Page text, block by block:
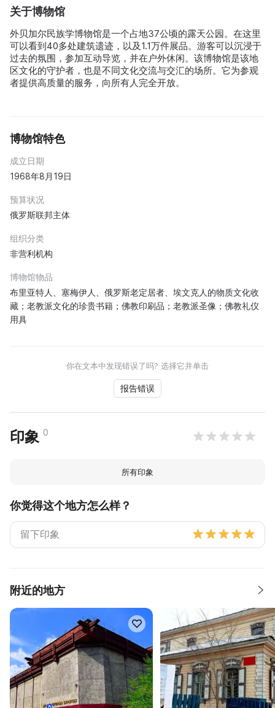
关于博物馆
外贝加尔民族学博物馆是一个占地37公顷的露天公园。在这里
可以看到40多处建筑遗迹，以及1.1万件展品。游客可以沉浸于
过去的氛围，参加互动导览，并在户外休闲。该博物馆是该地
区文化的守护者，也是不同文化交流与交汇的场所。它为参观
者提供高质量的服务，向所有人完全开放。
博物馆特色
成立日期
1968年8月19日
预算状况
俄罗斯联邦主体
组织分类
非营利机构
博物馆物品
布里亚特人、塞梅伊人、俄罗斯老定居者、埃文克人的物质文化收
藏；老教派文化的珍贵书籍；佛教印刷品；老教派圣像；佛教礼仪
用具
你在文本中发现错误了吗? 选择它并单击
报告错误
印象 0
所有印象
你觉得这个地方怎么样？
附近的地方